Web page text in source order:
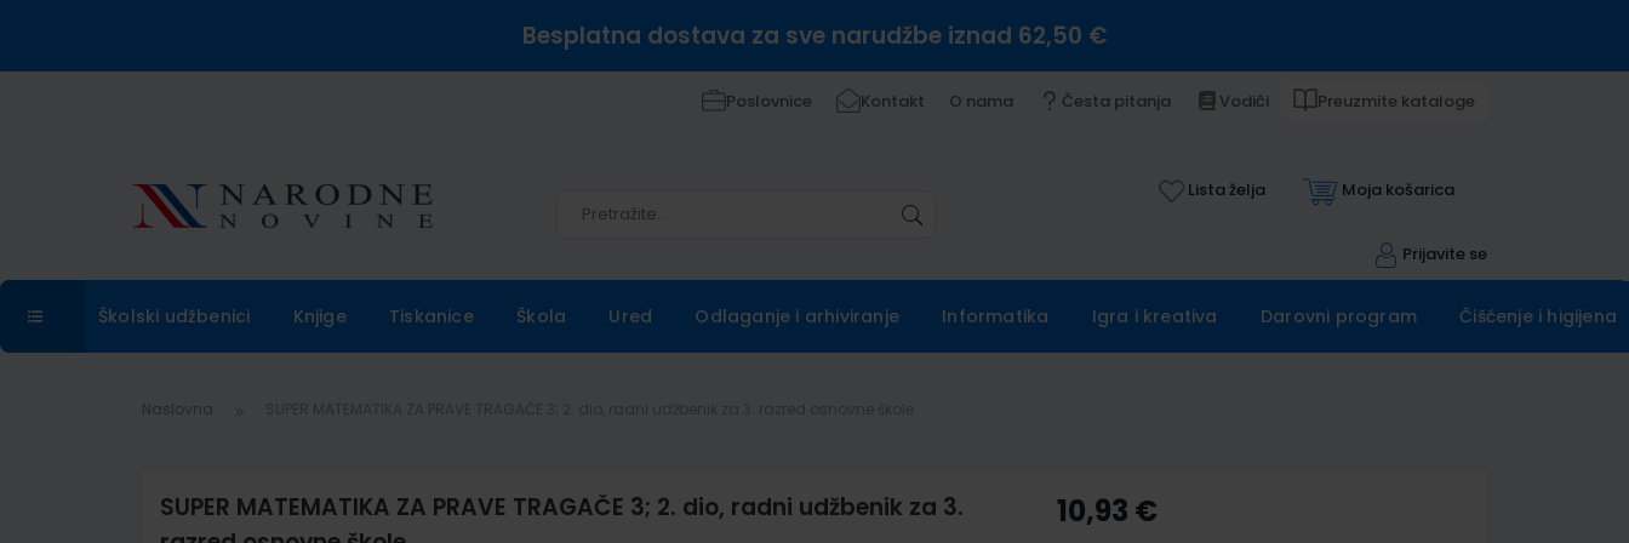
Besplatna dostava za sve narudžbe iznad 62,50 €
Poslovnice Kontakt O nama Česta pitanja Vodiči Preuzmite kataloge
Lista želja Moja košarica
Prijavite se
Školski udžbenici Knjige Tiskanice Škola Ured Odlaganje i arhiviranje Informatika Igra i kreativa Darovni program Čišćenje i higijena
Naslovna
SUPER MATEMATIKA ZA PRAVE TRAGAČE 3; 2. dio, radni udžbenik za 3.
10,93 €